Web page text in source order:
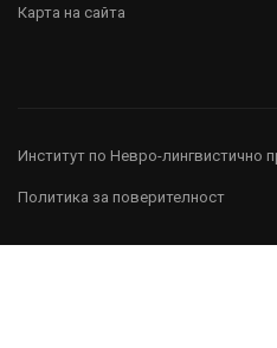
Карта на сайта
Институт по Невро-лингвистично
Политика за поверителност